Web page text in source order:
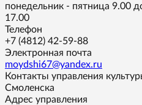
понедельник - пятница 9.00
17.00
Телефон
+7 (4812) 42-59-88
Электронная почта
moydshi67@yandex.ru
Контакты управления
Смоленска
Адрес управления